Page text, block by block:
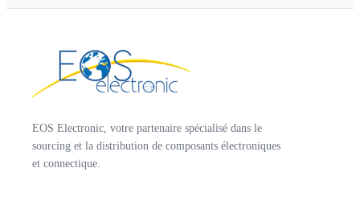
EOS Electronic, votre partenaire spécialisé dans le
sourcing et la distribution de composants électroniques
et connectique.